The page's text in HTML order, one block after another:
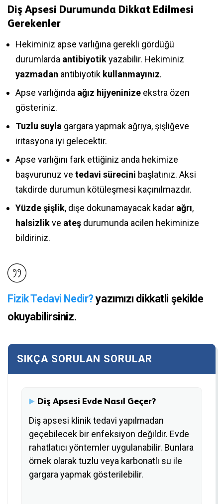
Diş Apsesi Durumunda Dikkat Edilmesi
Gerekenler
Hekiminiz apse varlığına gerekli gördüğü
durumlarda antibiyotikyazabilir. Hekiminiz
yazmadan antibiyotik kullanmayınız.
Apse varlığında ağız hijyeninize ekstra özen
gösteriniz.
Tuzlu suyla gargara yapmak ağrıya, şişliğeve
iritasyona iyi gelecektir.
Apse varlığını fark ettiğiniz anda hekimize
başvurunuz ve tedavi sürecini başlatınız. Aksi
takdirde durumun kötüleşmesi kaçınılmazdır.
Yüzde şişlik, dişe dokunamayacak kadar ağrı,
halsizlikve ateş durumunda acilen hekiminize
bildiriniz.
Fizik Tedavi Nedir?yazımızı dikkatli şekilde
okuyabilirsiniz.
Diş Apsesi Evde Nasıl Geçer?
Diş apsesi klinik tedavi yapılmadan
geçebilecek bir enfeksiyon değildir. Evde
rahatlatıcı yöntemler uygulanabilir. Bunlara
örnek olarak tuzlu veya karbonatlı su ile
gargara yapmak gösterilebilir.